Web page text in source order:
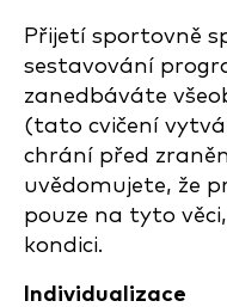
Přijetí sportovně
sestavování
zanedbáváte
(tato cvičení
chrání před
uvědomujete, že
pouze na tyto
kondici.
Individualizace